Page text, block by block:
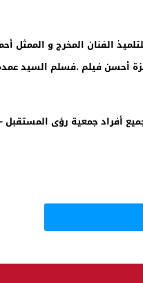
الفنان المخرج و الممثل
ماي 2014 ،وقد حاز هذا الفيلم على
جميع أفراد جمعية رؤى